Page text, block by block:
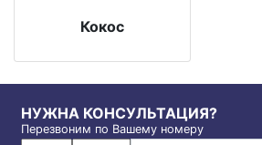
Кокос
НУЖНА КОНСУЛЬТАЦИЯ?
Перезвоним по Вашему номеру